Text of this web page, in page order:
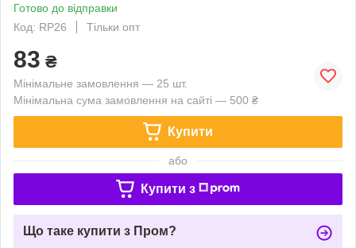
Готово до відправки
Код: RP26
Тільки опт
83 ₴
Мінімальне замовлення — 25 шт.
Мінімальна сума замовлення на сайті — 500 ₴
Купити
або
Купити з
Що таке купити з Пром?